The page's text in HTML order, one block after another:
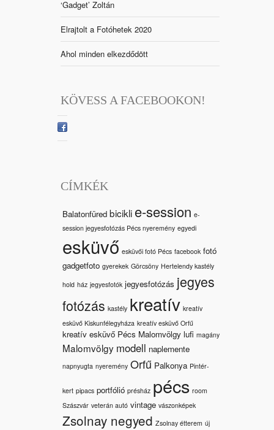
‘Gadget’ Zoltán
Elrajtolt a Fotóhetek 2020
Ahol minden elkezdődött
KÖVESS A FACEBOOKON!
CÍMKÉK
Balatonfüred bicikli e-session e-
session jegyesfotózás Pécs nyeremény egyedi
esküvő esküvői fotó Pécs facebook fotó
gadgetfoto gyerekek Görcsöny Hertelendy kastély
hold ház jegyesfotók jegyesfotózás jegyes
fotózás kastély kreatív kreatív
esküvő Kiskunfélegyháza kreatív esküvő Orfű
kreatív esküvő Pécs Malomvölgy lufi magány
Malomvölgy modell naplemente
napnyugta nyeremény Orfű Palkonya Pintér-
kert pipacs portfólió présház pécs room
Szászvár veterán autó vintage vászonképek
Zsolnay negyed Zsolnay étterem új